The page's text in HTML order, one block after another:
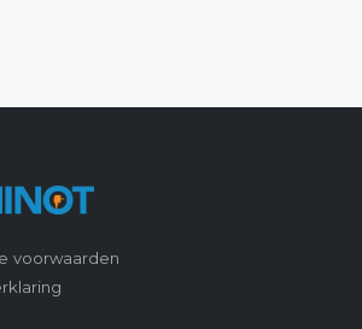
voorwaarden